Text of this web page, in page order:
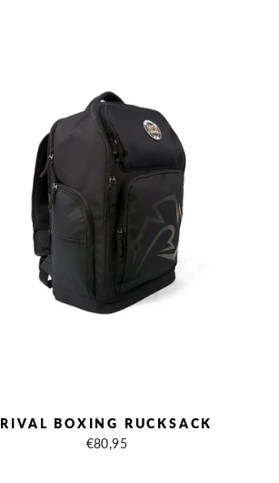
RIVAL BOXING RUCKSACK
€80,95